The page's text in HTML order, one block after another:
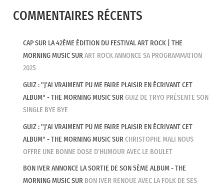
COMMENTAIRES RÉCENTS
CAP SUR LA 42ÈME ÉDITION DU FESTIVAL ART ROCK | THE
MORNING MUSICSURART ROCK ANNONCE SA PROGRAMMATION
2025
GUIZ : "J'AI VRAIMENT PU ME FAIRE PLAISIR EN ÉCRIVANT CET
ALBUM" - THE MORNING MUSICSURGUIZ DE TRYO PRÉSENTE SON
SINGLE BYE BYE
GUIZ : "J'AI VRAIMENT PU ME FAIRE PLAISIR EN ÉCRIVANT CET
ALBUM" - THE MORNING MUSICSURCHRISTOPHE MALI NOUS
OFFRE UNE BONNE DOSE D’HUMOUR AVEC LE BOULET
BON IVER ANNONCE LA SORTIE DE SON 5ÈME ALBUM - THE
MORNING MUSICSUR BON IVER RENOUE AVEC LA FOLK DE SES